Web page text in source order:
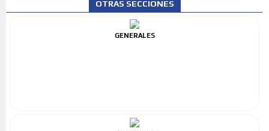
OTRAS SECCIONES
GENERALES